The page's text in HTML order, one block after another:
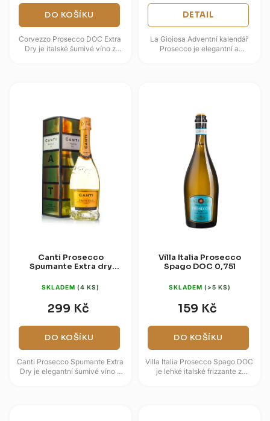
DO KOŠÍKU
Corvezzo Prosecco DOC Extra
Dry je italské šumivé víno z
DETAIL
La Gioiosa Adventní kalendář
Prosecco je elegantní a
Canti Prosecco
Spumante Extra dry
SKLADEM (4 KS)
299 Kč
DO KOŠÍKU
Canti Prosecco Spumante Extra
Dry je elegantní šumivé víno z
Villa Italia Prosecco
Spago DOC 0,75l
SKLADEM (>5 KS)
159 Kč
DO KOŠÍKU
Villa Italia Prosecco Spago DOC
je lehké italské frizzante z